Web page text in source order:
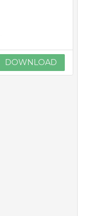
DOWNLOAD